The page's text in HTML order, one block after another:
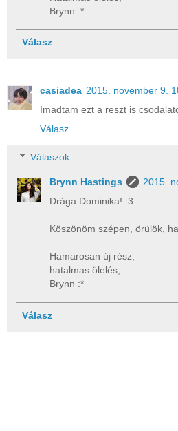
Brynn :*
Válasz
casiadea 2015. november 9.
Imadtam ezt a reszt is
Válasz
Válaszok
Brynn Hastings
2015.
Drága Dominika! :3
Köszönöm szépen, örülök,
Hamarosan új rész,
hatalmas ölelés,
Brynn :*
Válasz